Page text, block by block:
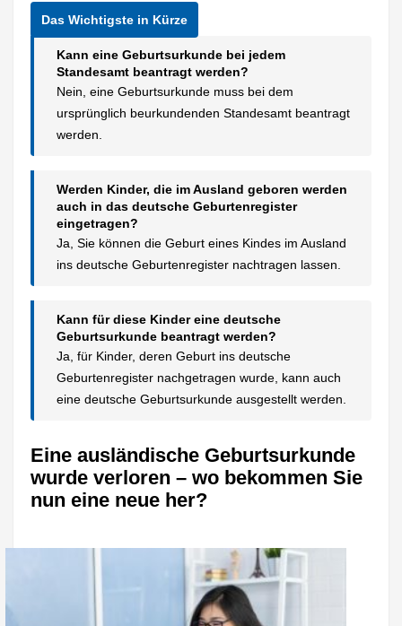
Kann eine Geburtsurkunde bei jedem
Standesamt beantragt werden?
Nein, eine Geburtsurkunde muss bei dem
ursprünglich beurkundenden Standesamt beantragt
werden.
Werden Kinder, die im Ausland geboren werden
auch in das deutsche Geburtenregister
eingetragen?
Ja, Sie können die Geburt eines Kindes im Ausland
ins deutsche Geburtenregister nachtragen lassen.
Kann für diese Kinder eine deutsche
Geburtsurkunde beantragt werden?
Ja, für Kinder, deren Geburt ins deutsche
Geburtenregister nachgetragen wurde, kann auch
eine deutsche Geburtsurkunde ausgestellt werden.
Eine ausländische Geburtsurkunde
wurde verloren – wo bekommen Sie
nun eine neue her?